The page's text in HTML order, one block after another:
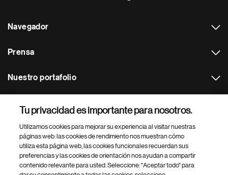
Navegador
Prensa
Nuestro portafolio
Footer Site Search
Tu privacidad es importante para nosotros.
Utilizamos cookies para mejorar su experiencia al visitar nuestras
páginas web: las cookies de rendimiento nos muestran cómo
utiliza esta página web, las cookies funcionales recuerdan sus
preferencias y las cookies de orientación nos ayudan a compartir
contenido relevante para usted. Seleccione: "Aceptar todo" para